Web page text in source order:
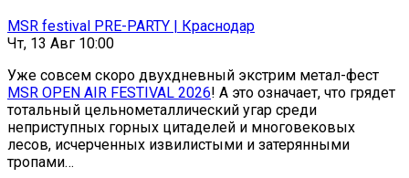
MSR festival PRE-PARTY | Краснодар
Чт, 13 Авг 10:00
Уже совсем скоро двухдневный экстрим метал-фест
MSR OPEN AIR FESTIVAL 2026! А это означает, что грядет
тотальный цельнометаллический угар среди
неприступных горных цитаделей и многовековых
лесов, исчерченных извилистыми и затерянными
тропами…